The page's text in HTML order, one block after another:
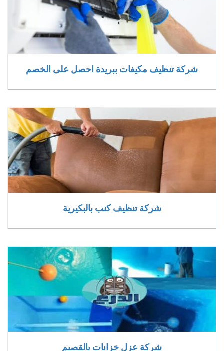
شركة تنظيف مكيفات ببريدة احصل على الخصم
شركة تنظيف كنب بالبكيرية
شركة عزل خزانات بالقصيم